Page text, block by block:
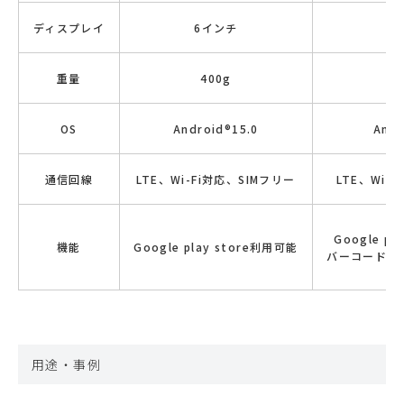
ディスプレイ 6インチ
重量 400g
OS Android®15.0
通信回線 LTE、Wi-Fi対応、SIMフリー LTE、Wi-Fi
機能 Google play store利用可能
Google
バーコード
用途・事例